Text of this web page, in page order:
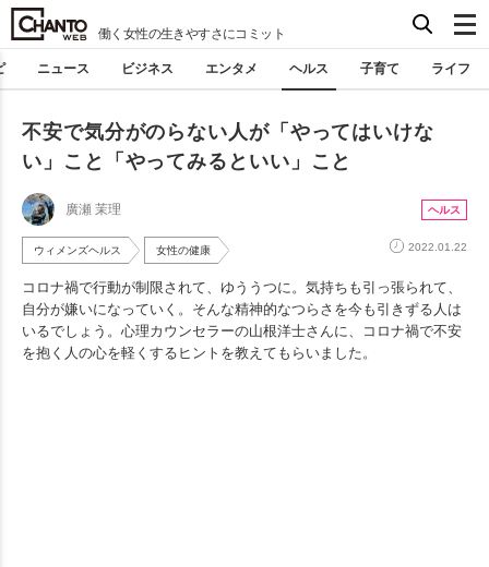
働く女性の生きやすさにコミット
ニュース ビジネス エンタメ ヘルス 子育て ライフ
不安で気分がのらない人が「やってはいけな
い」こと「やってみるといい」こと
廣瀬 茉理 ヘルス
ウィメンズヘルス 女性の健康 2022.01.22
コロナ禍で行動が制限されて、ゆううつに。気持ちも引っ張られて、
自分が嫌いになっていく。そんな精神的なつらさを今も引きずる人は
いるでしょう。心理カウンセラーの山根洋士さんに、コロナ禍で不安
を抱く人の心を軽くするヒントを教えてもらいました。